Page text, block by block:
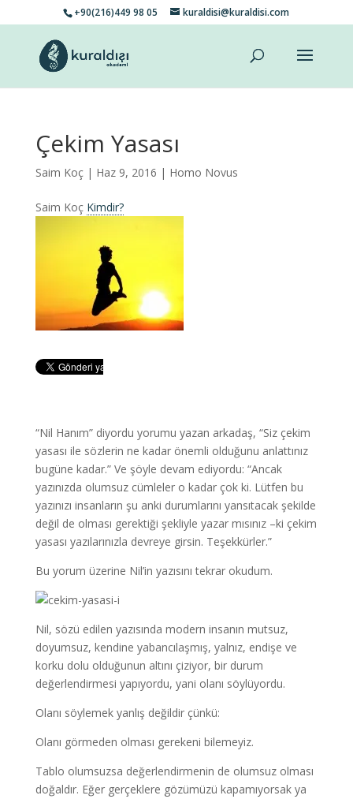
+90(216)449 98 05 kuraldisi@kuraldisi.com
Çekim Yasası
Saim Koç| Haz 9, 2016 | Homo Novus
Saim Koç Kimdir?
“Nil Hanım” diyordu yorumu yazan arkadaş, “Siz çekim
yasası ile sözlerin ne kadar önemli olduğunu anlattınız
bugüne kadar.” Ve şöyle devam ediyordu: “Ancak
yazınızda olumsuz cümleler o kadar çok ki. Lütfen bu
yazınızı insanların şu anki durumlarını yansıtacak şekilde
değil de olması gerektiği şekliyle yazar mısınız –ki çekim
yasası yazılarınızla devreye girsin. Teşekkürler.”
Bu yorum üzerine Nil’in yazısını tekrar okudum.
Nil, sözü edilen yazısında modern insanın mutsuz,
doyumsuz, kendine yabancılaşmış, yalnız, endişe ve
korku dolu olduğunun altını çiziyor, bir durum
değerlendirmesi yapıyordu, yani olanı söylüyordu.
Olanı söylemek yanlış değildir çünkü:
Olanı görmeden olması gerekeni bilemeyiz.
Tablo olumsuzsa değerlendirmenin de olumsuz olması
doğaldır. Eğer gerçeklere gözümüzü kapamıyorsak ya